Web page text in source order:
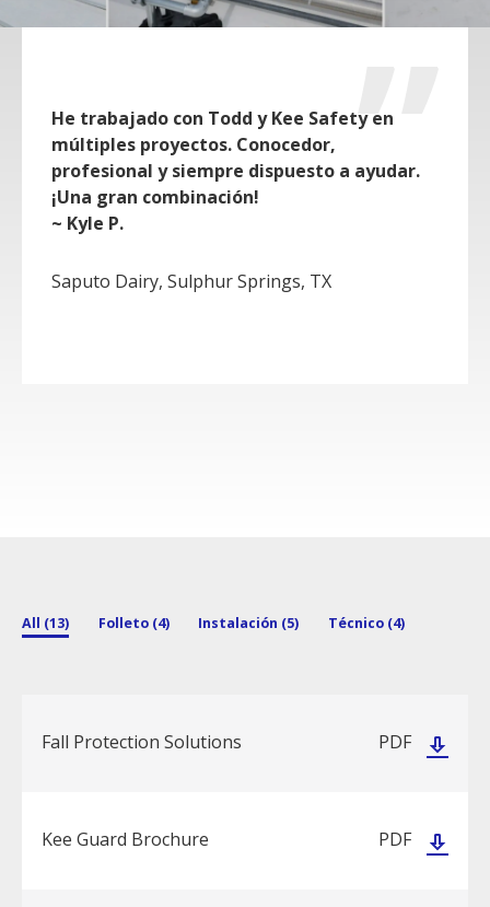
He trabajado con Todd y Kee Safety en
múltiples proyectos. Conocedor,
profesional y siempre dispuesto a ayudar.
¡Una gran combinación!
~ Kyle P.
Saputo Dairy, Sulphur Springs, TX
All (13) Folleto (4) Instalación (5) Técnico (4)
Fall Protection Solutions PDF
Kee Guard Brochure PDF